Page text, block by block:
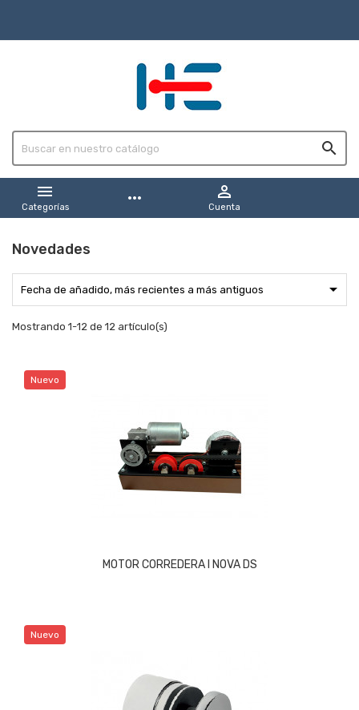


Categorías more_horiz 
Cuenta
Novedades
Fecha de añadido, más recientes a más antiguos 
Mostrando 1-12 de 12 artículo(s)
Nuevo
MOTOR CORREDERA I NOVA DS
Nuevo